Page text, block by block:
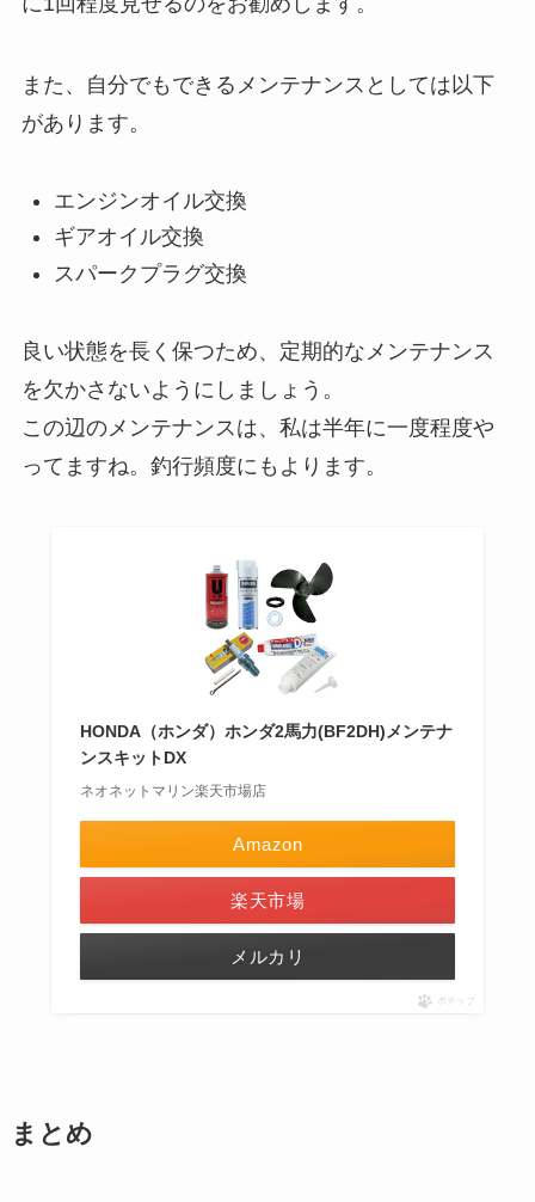
また、自分でもできるメンテナンスとしては以下
があります。
エンジンオイル交換
ギアオイル交換
スパークプラグ交換
良い状態を長く保つため、定期的なメンテナンス
を欠かさないようにしましょう。
この辺のメンテナンスは、私は半年に一度程度や
ってますね。釣行頻度にもよります。
HONDA（ホンダ）ホンダ2馬力(BF2DH)メンテナ
ンスキットDX
ネオネットマリン楽天市場店
Amazon
楽天市場
メルカリ
ポチップ
まとめ